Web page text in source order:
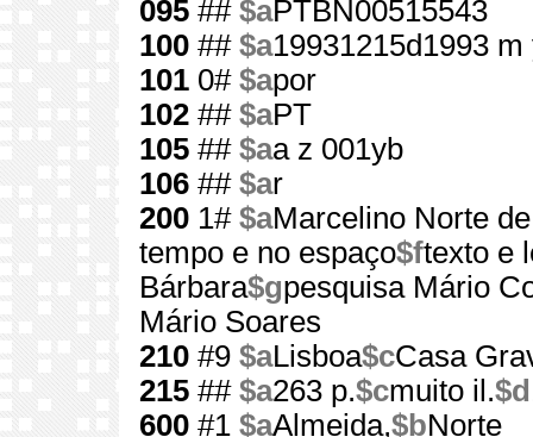
095 ## $aPTBN00515543
100 ## $a19931215d1993
101 0# $apor
102 ## $aPT
105 ## $aa z 001yb
106 ## $ar
200 1# $aMarcelino Norte
tempo e no espaço$ftexto e
Bárbara$gpesquisa Mário
Mário Soares
210 #9 $aLisboa$cCasa
215 ## $a263 p.$cmuito il.$d
600 #1 $aAlmeida,$bNorte